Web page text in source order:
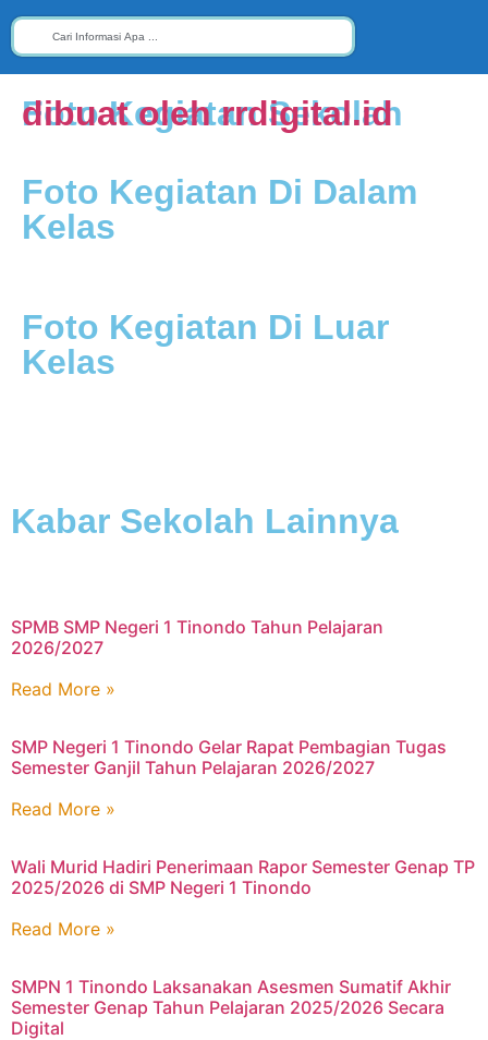
Foto Kegiatan Sekolah
Foto Kegiatan Di Dalam
Kelas
Foto Kegiatan Di Luar
Kelas
dibuat oleh rrdigital.id
Kabar Sekolah Lainnya
SPMB SMP Negeri 1 Tinondo Tahun Pelajaran
2026/2027
Read More »
SMP Negeri 1 Tinondo Gelar Rapat Pembagian Tugas
Semester Ganjil Tahun Pelajaran 2026/2027
Read More »
Wali Murid Hadiri Penerimaan Rapor Semester Genap TP
2025/2026 di SMP Negeri 1 Tinondo
Read More »
SMPN 1 Tinondo Laksanakan Asesmen Sumatif Akhir
Semester Genap Tahun Pelajaran 2025/2026 Secara
Digital